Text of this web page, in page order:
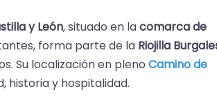
y León, situado en lacomarca de
forma parte de la Riojilla
Su localización en pleno Caminode
historia y hospitalidad.